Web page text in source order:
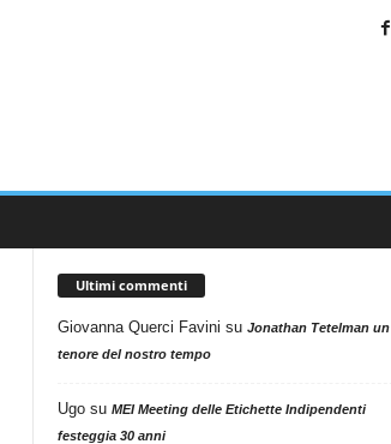
Ultimi commenti
Giovanna Querci Favini su Jonathan Tetelman un
tenore del nostro tempo
Ugosu MEI Meeting delle Etichette Indipendenti
festeggia 30 anni